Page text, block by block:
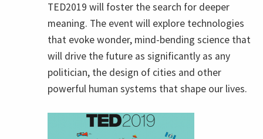
TED2019 will foster the search for deeper
meaning. The event will explore technologies
that evoke wonder, mind-bending science that
will drive the future as significantly as any
politician, the design of cities and other
powerful human systems that shape our lives.